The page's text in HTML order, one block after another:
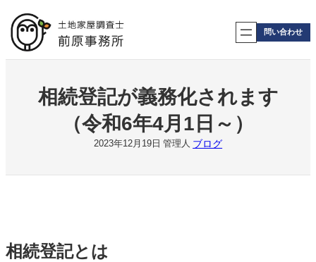
容
を
問い合わせ
相続登記が義務化されます
（令和6年4月1日～）
2023年12月19日 管理人 ブログ
相続登記とは